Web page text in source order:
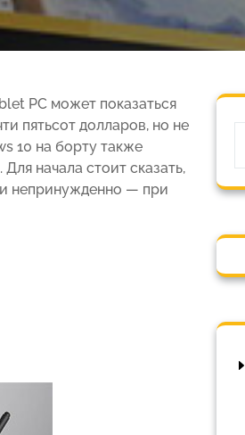
PC может показаться
пятьсот долларов, но не
10 на борту также
начала стоит сказать,
непринужденно — при